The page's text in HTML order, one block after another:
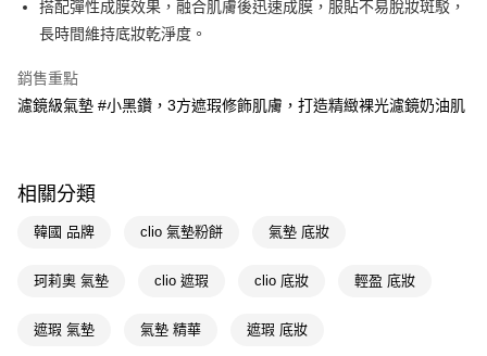
１．簡單：不需註冊會員、不需綁卡、不需儲值。
３．安心：先確認商品／服務後，再付款。
３．收到繳費通知簡訊後14天內，點擊此簡訊中的連結，可透過四大超商／
※ 請注意：結帳手續完成當下不需立刻繳費，但若您需要取消訂單，請聯絡
後付繳納相關費用。
客戶支援中心」
https://netprotections.freshdesk.com/support/home
全家取貨付款
每筆NT$65，滿NT$390(含以上)免運費
每筆NT$65，滿NT$390(含以上)免運費
萊爾富取貨付款
每筆NT$65，滿NT$490(含以上)免運費
搭配彈性成膜效果，融合肌膚後迅速成膜，服貼不易脫妝斑駁，
長時間維持底妝乾淨度。
銷售重點
濾鏡級氣墊 #小黑鑽，3方遮瑕修飾肌膚，打造精緻裸光濾鏡奶油肌
相關分類
韓國 品牌 clio 氣墊粉餅 氣墊 底妝
珂莉奧 氣墊 clio 遮瑕 clio 底妝 輕盈 底妝
遮瑕 氣墊 氣墊 精華 遮瑕 底妝